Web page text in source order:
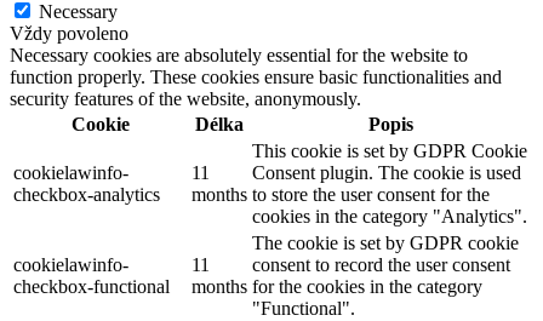
Necessary
Vždy povoleno
Necessary cookies are absolutely essential for the website to
function properly. These cookies ensure basic functionalities and
security features of the website, anonymously.
Cookie
Délka Popis
cookielawinfo-
checkbox-analytics
11
months
This cookie is set by GDPR Cookie
Consent plugin. The cookie is used
to store the user consent for the
cookies in the category "Analytics".
cookielawinfo-
checkbox-functional
11
months
The cookie is set by GDPR cookie
consent to record the user consent
for the cookies in the category
"Functional".